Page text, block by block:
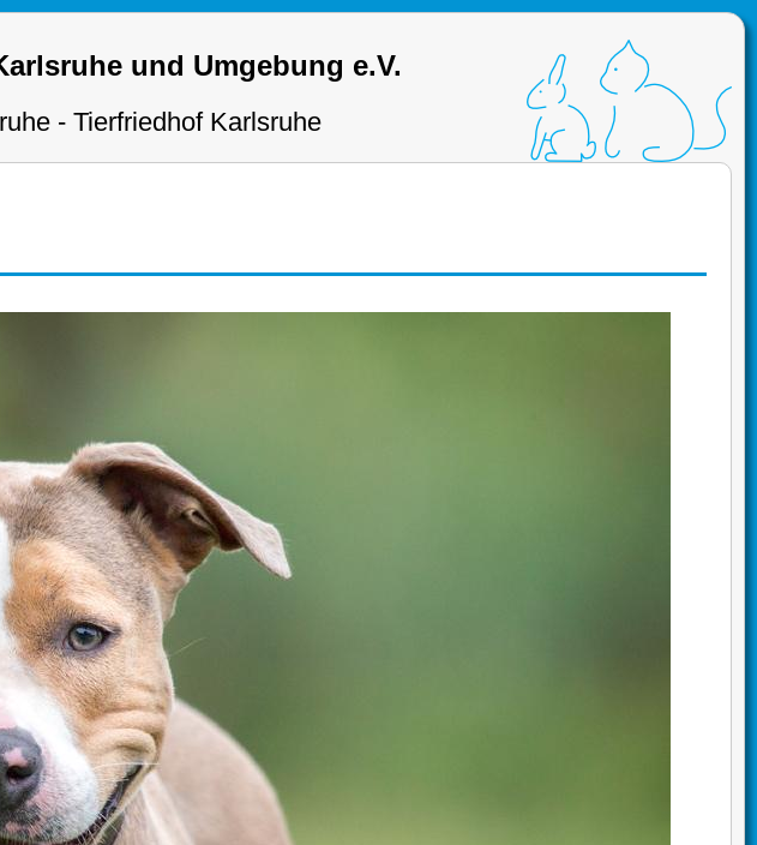
und Umgebung e.V.
- Tierfriedhof Karlsruhe